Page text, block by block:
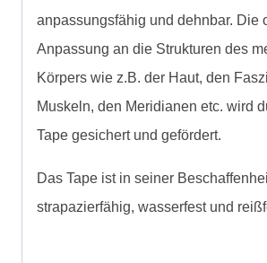
anpassungsfähig und dehnbar. Die
Anpassung an die Strukturen des
Körpers wie z.B. der Haut, den
Muskeln, den Meridianen etc. wird
Tape gesichert und gefördert.
Das Tape ist in seiner
strapazierfähig, wasserfest und